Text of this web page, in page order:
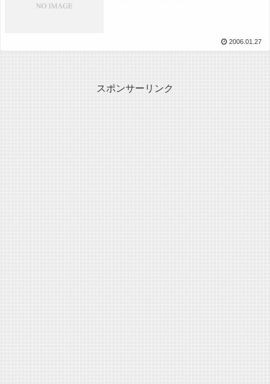
2006.01.27
スポンサーリンク